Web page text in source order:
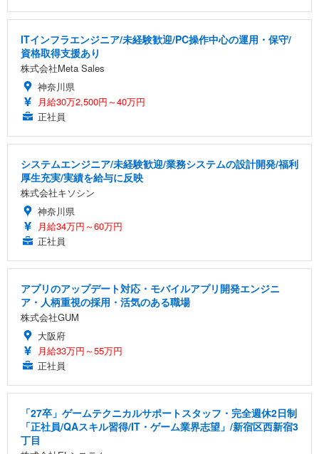
ITインフラエンジニア/未経験歓迎/PC操作中心の運用・保守/
資格取得支援あり
株式会社Meta Sales
神奈川県
月給30万2,500円～40万円
正社員
システムエンジニア/未経験歓迎/業務システムの設計開発/福利
厚生充実/実績を給与に反映
株式会社キソシン
神奈川県
月給34万円～60万円
正社員
アプリのアップデート対応・モバイルアプリ開発エンジニ
ア・人柄重視の採用・活気のある職場
株式会社GUM
大阪府
月給33万円～55万円
正社員
「27卒」ゲームテクニカルサポートスタッフ・完全週休2日制
「正社員/QAスキル習得/IT・ゲーム業界志望」/新宿区西新宿3
丁目